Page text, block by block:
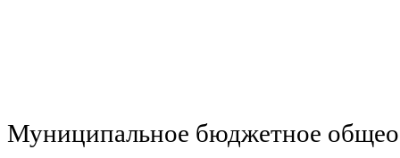
Муниципальное бюджетное